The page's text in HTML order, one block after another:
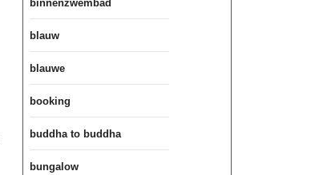
binnenzwembad
blauw
blauwe
booking
buddha to buddha
bungalow